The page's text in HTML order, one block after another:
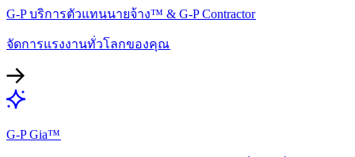
G-P บริการตัวแทนนายจ้าง™ & G-P Contractor​​
จัดการแรงงานทั่วโลกของคุณ​​
G-P Gia™​​